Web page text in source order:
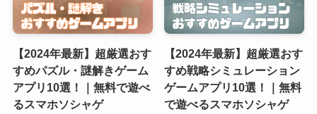
【2024年最新】超厳選おす
すめパズル・謎解きゲーム
アプリ10選！｜無料で遊べ
るスマホソシャゲ
【2024年最新】超厳選おす
すめ戦略シミュレーション
ゲームアプリ10選！｜無料
で遊べるスマホソシャゲ